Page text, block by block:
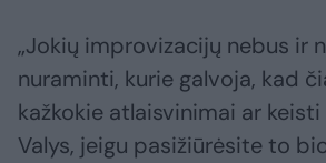
„Jokių improvizacijų nebus ir
nuraminti, kurie galvoja, kad
kažkokie atlaisvinimai ar keisti
Valys, jeigu pasižiūrėsite to